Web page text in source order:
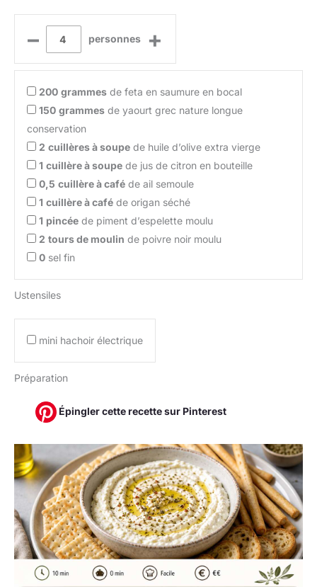
– personnes +
200 grammes de feta en saumure en bocal
150 grammes de yaourt grec nature longue
conservation
2 cuillères à soupe de huile d’olive extra vierge
1 cuillère à soupe de jus de citron en bouteille
0,5 cuillère à café de ail semoule
1 cuillère à café de origan séché
1 pincée de piment d’espelette moulu
2 tours de moulin de poivre noir moulu
0 sel fin
Ustensiles
mini hachoir électrique
Préparation
Épingler cette recette sur Pinterest